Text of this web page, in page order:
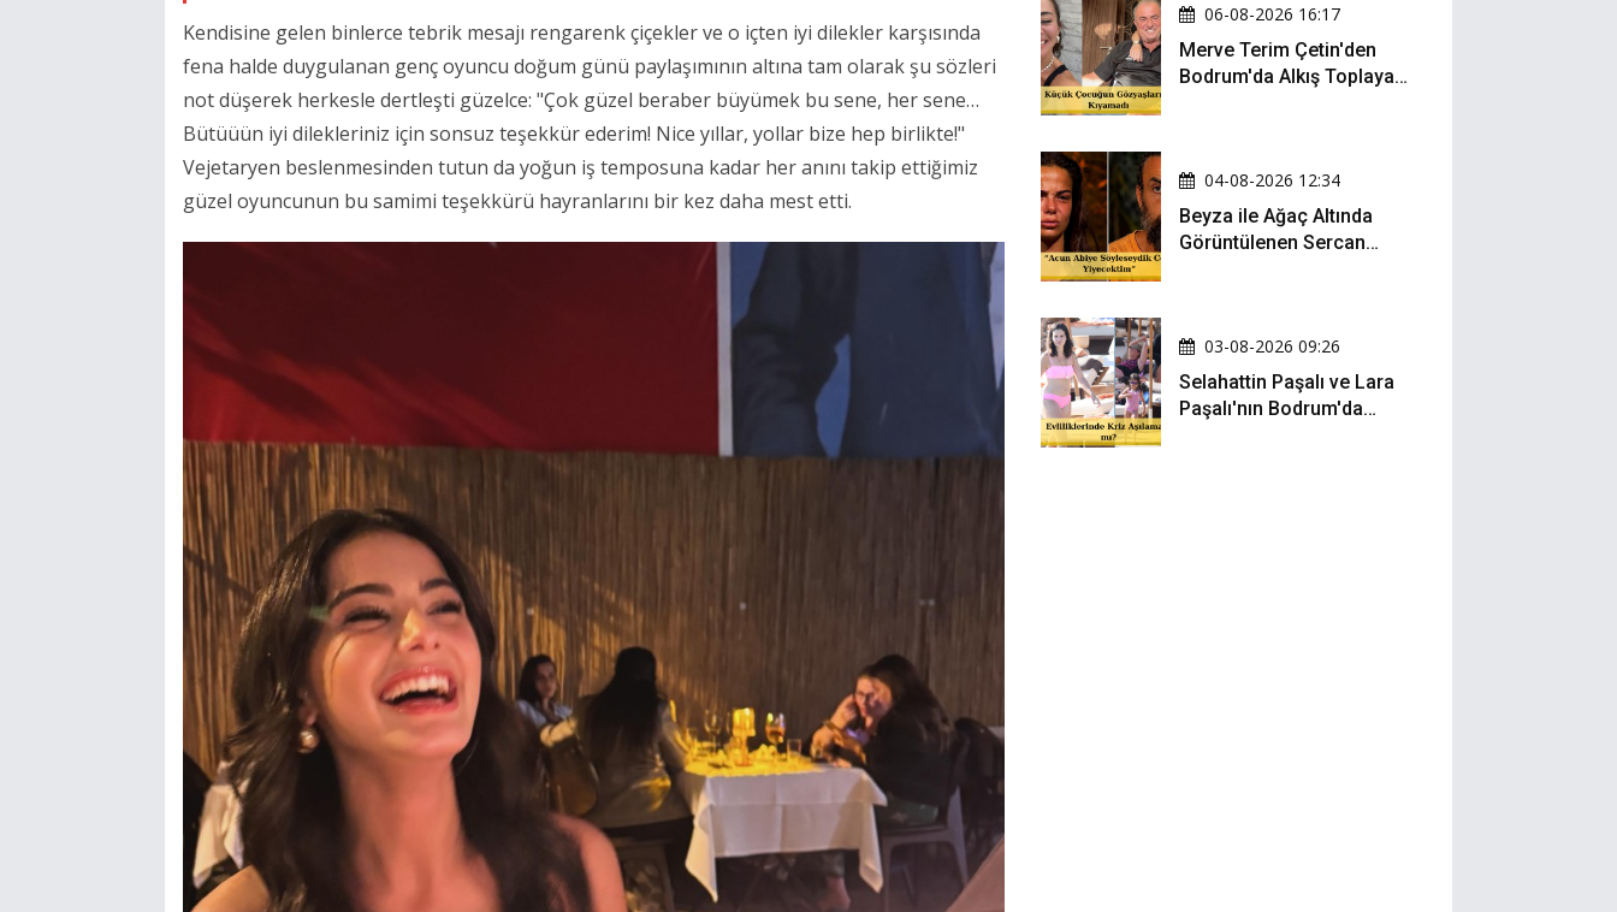
Kendisine gelen binlerce tebrik mesajı rengarenk çiçekler ve o içten iyi dilekler karşısında
fena halde duygulanan genç oyuncu doğum günü paylaşımının altına tam olarak şu sözleri
not düşerek herkesle dertleşti güzelce: "Çok güzel beraber büyümek bu sene, her sene…
Bütüüün iyi dilekleriniz için sonsuz teşekkür ederim! Nice yıllar, yollar bize hep birlikte!"
Vejetaryen beslenmesinden tutun da yoğun iş temposuna kadar her anını takip ettiğimiz
güzel oyuncunun bu samimi teşekkürü hayranlarını bir kez daha mest etti.
06-08-2026 16:17
Merve Terim Çetin'den
Bodrum'da Alkış Toplayan
04-08-2026 12:34
Beyza ile Ağaç Altında
Görüntülenen Sercan
03-08-2026 09:26
Selahattin Paşalı ve Lara
Paşalı'nın Bodrum'da